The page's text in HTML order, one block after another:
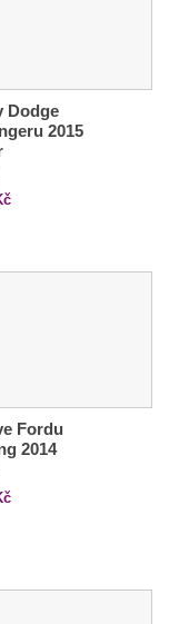
Dodge
2015
Fordu
2014